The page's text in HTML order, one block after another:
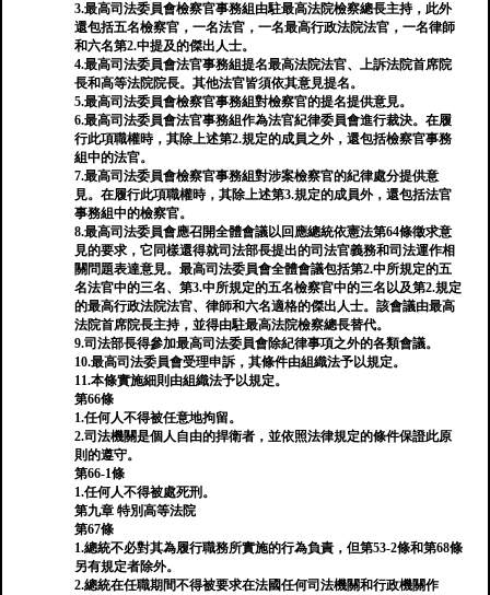
3.最高司法委員會檢察官事務組由駐最高法院檢察總長主持，此外
還包括五名檢察官，一名法官，一名最高行政法院法官，一名律師
和六名第2.中提及的傑出人士。
4.最高司法委員會法官事務組提名最高法院法官、上訴法院首席院
長和高等法院院長。其他法官皆須依其意見提名。
5.最高司法委員會檢察官事務組對檢察官的提名提供意見。
6.最高司法委員會法官事務組作為法官紀律委員會進行裁決。在履
行此項職權時，其除上述第2.規定的成員之外，還包括檢察官事務
組中的法官。
7.最高司法委員會檢察官事務組對涉案檢察官的紀律處分提供意
見。在履行此項職權時，其除上述第3.規定的成員外，還包括法官
事務組中的檢察官。
8.最高司法委員會應召開全體會議以回應總統依憲法第64條徵求意
見的要求，它同樣還得就司法部長提出的司法官義務和司法運作相
關問題表達意見。最高司法委員會全體會議包括第2.中所規定的五
名法官中的三名、第3.中所規定的五名檢察官中的三名以及第2.規定
的最高行政法院法官、律師和六名適格的傑出人士。該會議由最高
法院首席院長主持，並得由駐最高法院檢察總長替代。
9.司法部長得參加最高司法委員會除紀律事項之外的各類會議。
10.最高司法委員會受理申訴，其條件由組織法予以規定。
11.本條實施細則由組織法予以規定。
第66條
1.任何人不得被任意地拘留。
2.司法機關是個人自由的捍衛者，並依照法律規定的條件保證此原
則的遵守。
第66-1條
1.任何人不得被處死刑。
第九章 特別高等法院
第67條
1.總統不必對其為履行職務所實施的行為負責，但第53-2條和第68條
另有規定者除外。
2.總統在任職期間不得被要求在法國任何司法機關和行政機關作